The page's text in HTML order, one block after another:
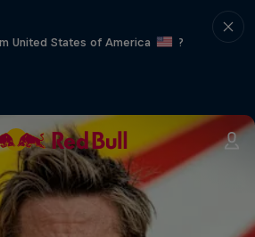
United States of America
?